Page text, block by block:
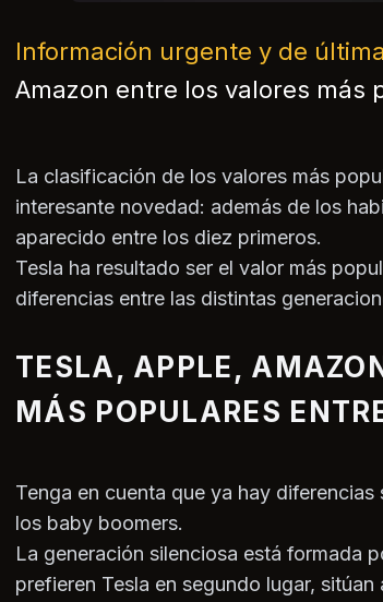
Información urgente y de
Amazon entre los valores más
La clasificación de los valores más
interesante novedad: además de los
aparecido entre los diez primeros.
Tesla ha resultado ser el valor más
diferencias entre las distintas
TESLA, APPLE,
MÁS POPULARES
Tenga en cuenta que ya hay
los baby boomers.
La generación silenciosa está formada
prefieren Tesla en segundo lugar,